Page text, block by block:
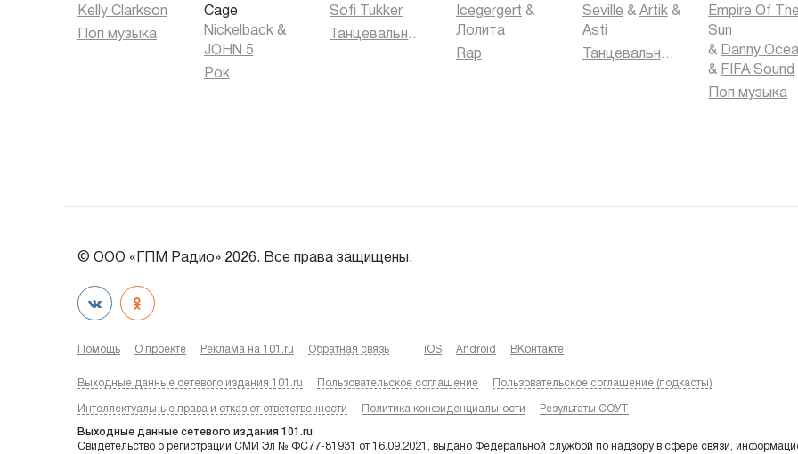
Kelly Clarkson
Поп музыка
Cage
Nickelback &
JOHN 5
Рок
Sofi Tukker
Танцевальная музыка
Icegergert &
Лолита
Rap
Seville & Artik &
Asti
Танцевальная музыка
Empire Of
Sun
&
Danny
& FIFA Sound
Поп музыка
© ООО «ГПМ Радио» 2026. Все права защищены.
Помощь О проекте Реклама на 101.ru Обратная связь iOS Android ВКонтакте
Выходные данные сетевого издания 101.ru Пользовательское соглашение Пользовательское соглашение (подкасты)
Интеллектуальные права и отказ от ответственности Политика конфиденциальности Результаты СОУТ
Выходные данные сетевого издания 101.ru
Свидетельство о регистрации СМИ Эл № ФС77-81931 от 16.09.2021, выдано Федеральной службой по надзору в сфере связи,